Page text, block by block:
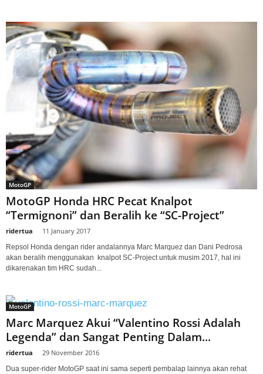
MotoGP
MotoGP Honda HRC Pecat Knalpot
“Termignoni” dan Beralih ke “SC-Project”
ridertua 11 January 2017
Repsol Honda dengan rider andalannya Marc Marquez dan Dani Pedrosa
akan beralih menggunakan knalpot SC-Project untuk musim 2017, hal ini
dikarenakan tim HRC sudah...
MotoGP
Marc Marquez Akui “Valentino Rossi Adalah
Legenda” dan Sangat Penting Dalam...
ridertua 29 November 2016
Dua super-rider MotoGP saat ini sama seperti pembalap lainnya akan rehat